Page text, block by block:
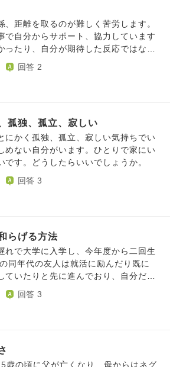
、距離を取るのが難しく苦労します。
で自分からサポート、協力しています
ったり、自分が期待した反応ではなか
仲間だと思ったのに。協力できる間
た。など。 そのうち相手に対し一方
。 ずっと両親から兄弟と比べられ、
ありのままの自分を認めてもらえなか
る敵意。親兄弟、親子であっても信
在と強く思ってきました。自分自身も
空虚、自分を褒めてくれない、引き立
するようなことはありもしないとわか
げてしまいがちです。 こんな私にア
す。 よろしくお願い致します。
回答 2
孤独、孤立、寂しい
にかく孤独、孤立、寂しい気持ちでい
めない自分がいます。ひとりで家にい
です。どうしたらいいでしょうか。
回答 3
らげる方法
れで大学に入学し、今年度から二回生
同年代の友人は就活に励んだり既に
ていたりと先に進んでおり、自分だけ
な気がして（当然自分が遅れているの
）、時折寂しさや孤独感を感じてしま
回答 3
歳の頃に父が亡くなり、母からはネグ